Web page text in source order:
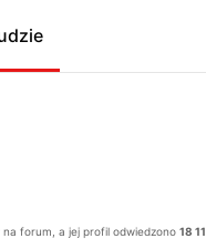
na forum, a jej profil odwiedzono18